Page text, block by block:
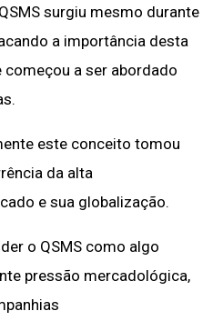
surgiu mesmo durante
a importância desta
a ser abordado
este conceito tomou
da alta
e sua globalização.
o QSMS como algo
pressão mercadológica,